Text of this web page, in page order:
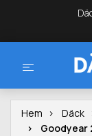
Hem Däck
Goodyear